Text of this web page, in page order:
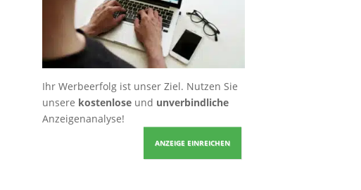
Ihr Werbeerfolg ist unser Ziel. Nutzen Sie
unsere kostenloseund unverbindliche
Anzeigenanalyse!
ANZEIGE EINREICHEN